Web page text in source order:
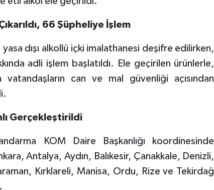
66 Şüpheliye İşlem
dışı alkollü içki imalathanesi deşifre edilirken,
adli işlem başlatıldı. Ele geçirilen ürünlerle,
can ve mal güvenliği açısından
Gerçekleştirildi
KOM Daire Başkanlığı koordinesinde
Antalya, Aydın, Balıkesir, Çanakkale, Denizli,
Kırklareli, Manisa, Ordu, Rize ve Tekirdağ